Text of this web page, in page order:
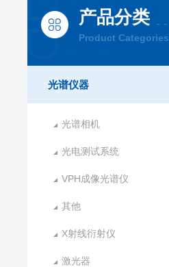
产品分类
Product Categories
光谱仪器
光谱相机
光电测试系统
VPH成像光谱仪
其他
X射线衍射仪
激光器